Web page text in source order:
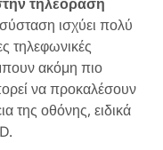
ισχύει πολύ
τηλεφωνικές
ακόμη πιο
να προκαλέσουν
της οθόνης, ειδικά